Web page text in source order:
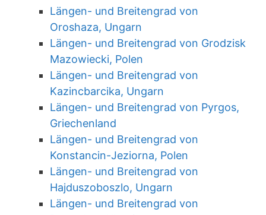
Längen- und Breitengrad von
Oroshaza, Ungarn
Längen- und Breitengrad von Grodzisk
Mazowiecki, Polen
Längen- und Breitengrad von
Kazincbarcika, Ungarn
Längen- und Breitengrad von Pyrgos,
Griechenland
Längen- und Breitengrad von
Konstancin-Jeziorna, Polen
Längen- und Breitengrad von
Hajduszoboszlo, Ungarn
Längen- und Breitengrad von